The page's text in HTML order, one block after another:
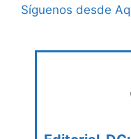
Síguenos desde